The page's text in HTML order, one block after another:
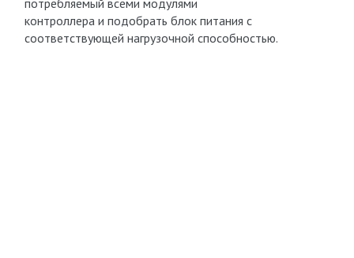
потребляемый всеми модулями
контроллера и подобрать блок питания с
соответствующей нагрузочной способностью.